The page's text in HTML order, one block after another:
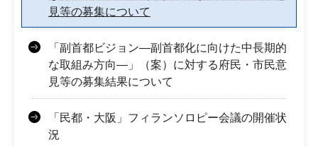
見等の募集について
「副首都ビジョン―副首都化に向けた中長期的
な取組み方向―」（案）に対する府民・市民意
見等の募集結果について
「民都・大阪」フィランソロピー会議の開催状
況